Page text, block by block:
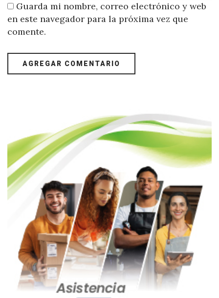
Guarda mi nombre, correo electrónico y web
en este navegador para la próxima vez que
comente.